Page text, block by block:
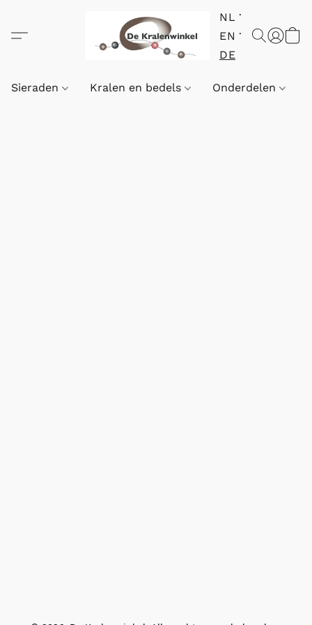
NL
EN
DE
Sieraden Kralen en bedels Onderdelen